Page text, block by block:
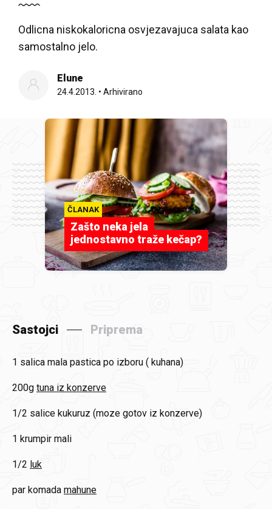
Odlicna niskokaloricna osvjezavajuca salata kao
samostalno jelo.
Elune
24.4.2013. • Arhivirano
ČLANAK
Zašto neka jela
jednostavno traže kečap?
Sastojci Priprema
1 salica mala pastica po izboru ( kuhana)
200g tuna iz konzerve
1/2 salice kukuruz (moze gotov iz konzerve)
1 krumpir mali
1/2 luk
par komada mahune